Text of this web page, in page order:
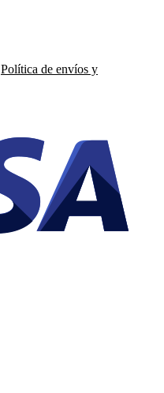
Política de envíos y